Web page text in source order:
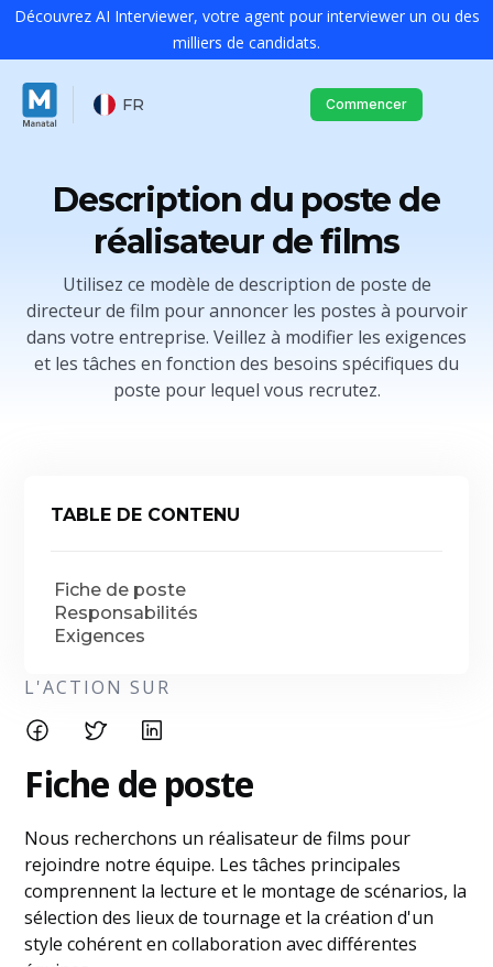
Découvrez AI Interviewer, votre agent pour interviewer un ou des
milliers de candidats.
FR Commencer
Description du poste de
réalisateur de films
Utilisez ce modèle de description de poste de
directeur de film pour annoncer les postes à pourvoir
dans votre entreprise. Veillez à modifier les exigences
et les tâches en fonction des besoins spécifiques du
poste pour lequel vous recrutez.
TABLE DE CONTENU
Fiche de poste
Responsabilités
Exigences
L'ACTION SUR
Fiche de poste
Nous recherchons un réalisateur de films pour
rejoindre notre équipe. Les tâches principales
comprennent la lecture et le montage de scénarios, la
sélection des lieux de tournage et la création d'un
style cohérent en collaboration avec différentes